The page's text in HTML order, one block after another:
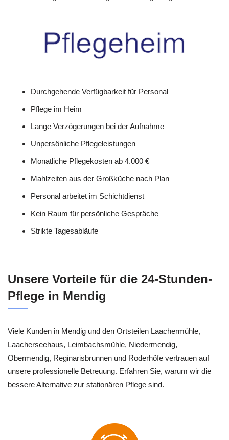
Durchgehende Verfügbarkeit für Personal
Pflege im Heim
Lange Verzögerungen bei der Aufnahme
Unpersönliche Pflegeleistungen
Monatliche Pflegekosten ab 4.000 €
Mahlzeiten aus der Großküche nach Plan
Personal arbeitet im Schichtdienst
Kein Raum für persönliche Gespräche
Strikte Tagesabläufe
Unsere Vorteile für die 24-Stunden-
Pflege in Mendig
Viele Kunden in Mendig und den Ortsteilen Laachermühle,
Laacherseehaus, Leimbachsmühle, Niedermendig,
Obermendig, Reginarisbrunnen und Roderhöfe vertrauen auf
unsere professionelle Betreuung. Erfahren Sie, warum wir die
bessere Alternative zur stationären Pflege sind.